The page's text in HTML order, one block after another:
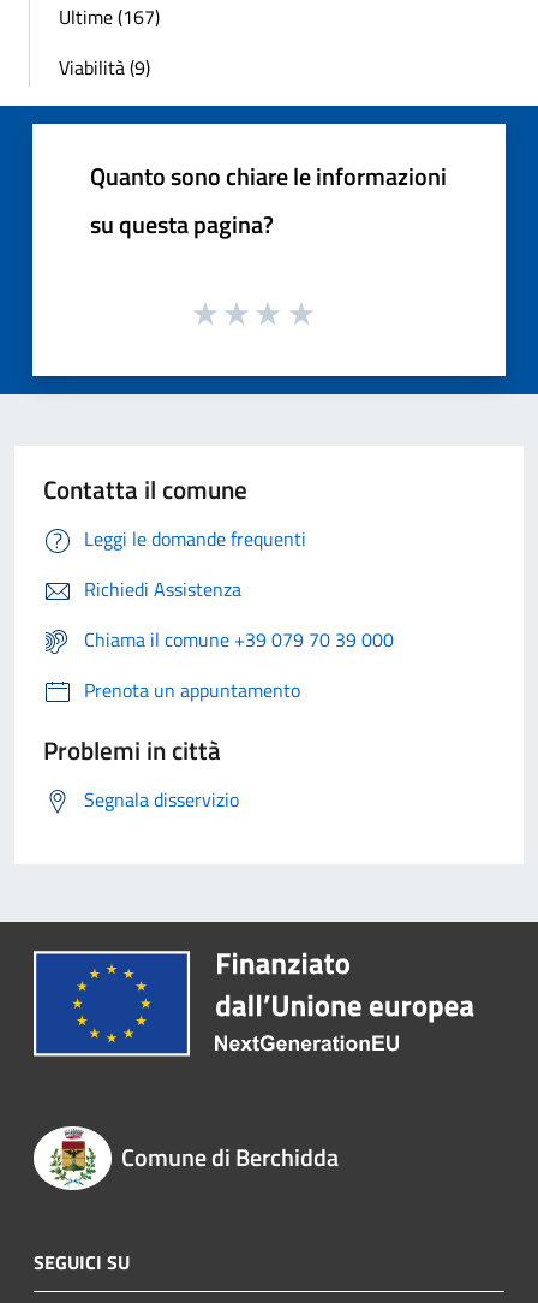
Ultime (167)
Viabilità (9)
Quanto sono chiare le informazioni
su questa pagina?
Contatta il comune
Leggi le domande frequenti
Richiedi Assistenza
Chiama il comune +39 079 70 39 000
Prenota un appuntamento
Problemi in città
Segnala disservizio
Comune di Berchidda
SEGUICI SU